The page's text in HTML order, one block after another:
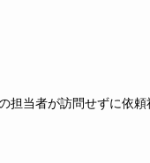
担当者が訪問せずに依